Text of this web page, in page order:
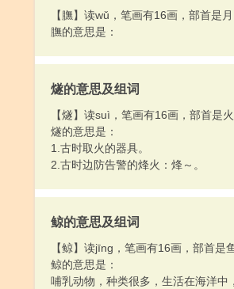
【膴】读wǔ，笔画有16画，部首是月
膴的意思是：
燧的意思及组词
【燧】读suì，笔画有16画，部首是
燧的意思是：
1.古时取火的器具。
2.古时边防告警的烽火：烽～。
鲸的意思及组词
【鲸】读jīng，笔画有16画，部首是
鲸的意思是：
哺乳动物，种类很多，生活在海洋中